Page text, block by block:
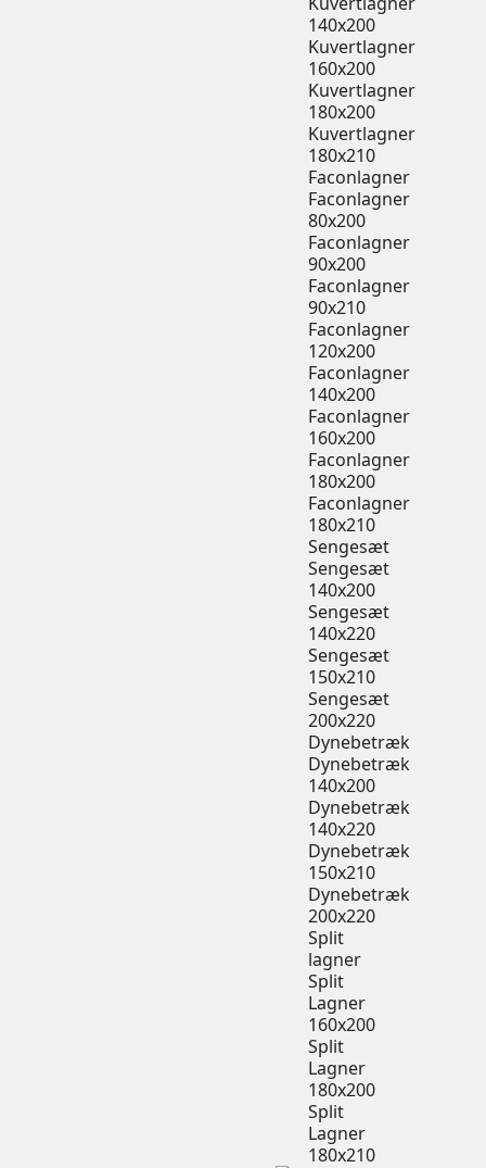
140x200
Kuvertlagner
160x200
Kuvertlagner
180x200
Kuvertlagner
180x210
Faconlagner
Faconlagner
80x200
Faconlagner
90x200
Faconlagner
90x210
Faconlagner
120x200
Faconlagner
140x200
Faconlagner
160x200
Faconlagner
180x200
Faconlagner
180x210
Sengesæt
Sengesæt
140x200
Sengesæt
140x220
Sengesæt
150x210
Sengesæt
200x220
Dynebetræk
Dynebetræk
140x200
Dynebetræk
140x220
Dynebetræk
150x210
Dynebetræk
200x220
Split
lagner
Split
Lagner
160x200
Split
Lagner
180x200
Split
Lagner
180x210